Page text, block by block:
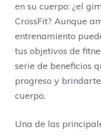
en su cuerpo: ¿el
CrossFit? Aunque
entrenamiento
tus objetivos de
serie de beneficios
progreso y
cuerpo.
Una de las